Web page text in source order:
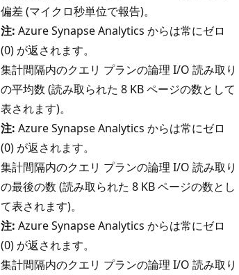
偏差 (マイクロ秒単位で報告)。
注: Azure Synapse Analytics からは常にゼロ
(0) が返されます。
集計間隔内のクエリ プランの論理 I/O 読み取り
の平均数 (読み取られた 8 KB ページの数として
表されます)。
注: Azure Synapse Analytics からは常にゼロ
(0) が返されます。
集計間隔内のクエリ プランの論理 I/O 読み取り
の最後の数 (読み取られた 8 KB ページの数とし
て表されます)。
注: Azure Synapse Analytics からは常にゼロ
(0) が返されます。
集計間隔内のクエリ プランの論理 I/O 読み取り